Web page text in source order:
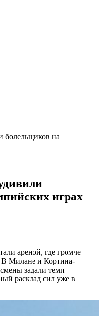
болельщиков на
играх
ареной, где громче
В Милане и Кортина-
задали темп
расклад сил уже в